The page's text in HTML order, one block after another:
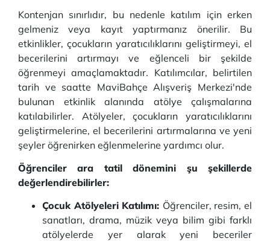
Kontenjan sınırlıdır, bu nedenle katılım için erken
gelmeniz veya kayıt yaptırmanız önerilir. Bu
etkinlikler, çocukların yaratıcılıklarını geliştirmeyi, el
becerilerini artırmayı ve eğlenceli bir şekilde
öğrenmeyi amaçlamaktadır. Katılımcılar, belirtilen
tarih ve saatte MaviBahçe Alışveriş Merkezi'nde
bulunan etkinlik alanında atölye çalışmalarına
katılabilirler. Atölyeler, çocukların yaratıcılıklarını
geliştirmelerine, el becerilerini artırmalarına ve yeni
şeyler öğrenirken eğlenmelerine yardımcı olur.
Öğrenciler ara tatil dönemini şu şekillerde
değerlendirebilirler:
Çocuk Atölyeleri Katılımı: Öğrenciler, resim, el
sanatları, drama, müzik veya bilim gibi farklı
atölyelerde yer alarak yeni beceriler